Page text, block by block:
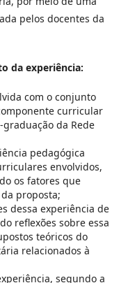
pelos docentes da
da experiência:
com o conjunto
curricular
da Rede
pedagógica
envolvidos,
os fatores que
proposta;
dessa experiência de
reflexões sobre essa
teóricos do
relacionados à
segundo a